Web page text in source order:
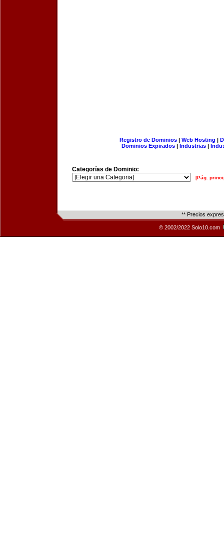
Registro de Dominios| Web Hosting |
Dominios Expirados | Industrias |
Categorías de Dominio:
[Pág.
** Precios
© 2002/2022 Solo10.com